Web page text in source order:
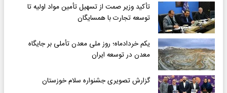
تأکید وزیر صمت از تسهیل تأمین مواد اولیه تا
توسعه تجارت با همسایگان
یکم خردادماه؛ روز ملی معدن تأملی بر جایگاه
معدن در توسعه ایران
گزارش تصویری جشنواره سلام خوزستان